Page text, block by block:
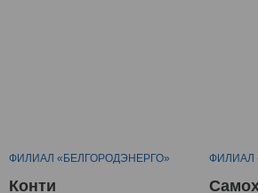
ФИЛИАЛ «БЕЛГОРОДЭНЕРГО»
Конти
ФИЛИАЛ